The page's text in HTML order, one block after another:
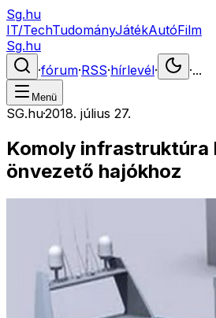
Sg.hu
IT/TechTudományJátékAutóFilm
Sg.hu
·fórum·RSS·hírlevél· ·...
Menü
SG.hu·2018. július 27.
Komoly infrastruktúra
önvezető hajókhoz